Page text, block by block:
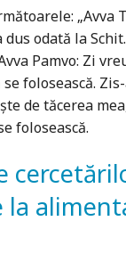
„Avva
odată la
Pamvo: Zi
folosească.
de tăcerea
folosească.
la